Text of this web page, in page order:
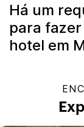
Há um
para
hotel em